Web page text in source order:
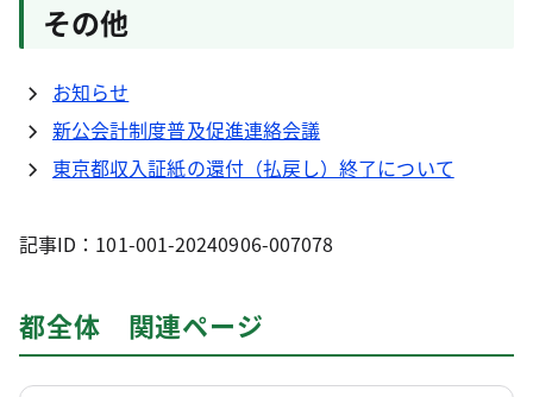
その他
お知らせ
新公会計制度普及促進連絡会議
東京都収入証紙の還付（払戻し）終了について
記事ID：101-001-20240906-007078
都全体 関連ページ